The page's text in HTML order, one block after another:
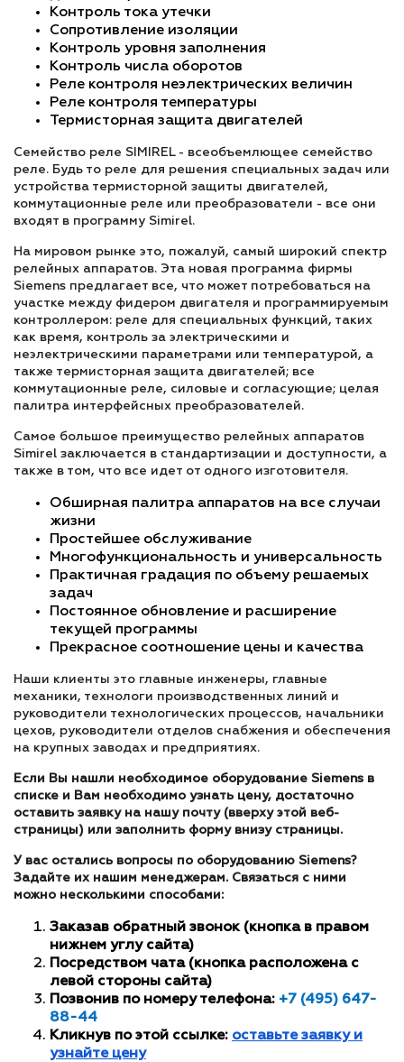
Контроль тока утечки
Сопротивление изоляции
Контроль уровня заполнения
Контроль числа оборотов
Реле контроля неэлектрических величин
Реле контроля температуры
Термисторная защита двигателей
Семейство реле SIMIREL - всеобъемлющее семейство
реле. Будь то реле для решения специальных задач или
устройства термисторной защиты двигателей,
коммутационные реле или преобразователи - все они
входят в программу Simirel.
На мировом рынке это, пожалуй, самый широкий спектр
релейных аппаратов. Эта новая программа фирмы
Siemens предлагает все, что может потребоваться на
участке между фидером двигателя и программируемым
контроллером: реле для специальных функций, таких
как время, контроль за электрическими и
неэлектрическими параметрами или температурой, а
также термисторная защита двигателей; все
коммутационные реле, силовые и согласующие; целая
палитра интерфейсных преобразователей.
Самое большое преимущество релейных аппаратов
Simirel заключается в стандартизации и доступности, а
также в том, что все идет от одного изготовителя.
Обширная палитра аппаратов на все случаи
жизни
Простейшее обслуживание
Многофункциональность и универсальность
Практичная градация по объему решаемых
задач
Постоянное обновление и расширение
текущей программы
Прекрасное соотношение цены и качества
Наши клиенты это главные инженеры, главные
механики, технологи производственных линий и
руководители технологических процессов, начальники
цехов, руководители отделов снабжения и обеспечения
на крупных заводах и предприятиях.
Если Вы нашли необходимое оборудование Siemens в
списке и Вам необходимо узнать цену, достаточно
оставить заявку на нашу почту (вверху этой веб-
страницы) или заполнить форму внизу страницы.
У вас остались вопросы по оборудованию Siemens?
Задайте их нашим менеджерам. Связаться с ними
можно несколькими способами:
Заказав обратный звонок (кнопка в правом
нижнем углу сайта)
Посредством чата (кнопка расположена с
левой стороны сайта)
Позвонив по номеру телефона: +7 (495) 647-
88-44
Кликнув по этой ссылке: оставьте заявку и
узнайте цену